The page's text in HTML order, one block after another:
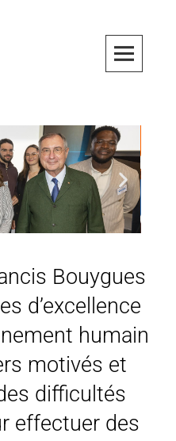
Bouygues
d’excellence
humain
motivés et
difficultés
effectuer des